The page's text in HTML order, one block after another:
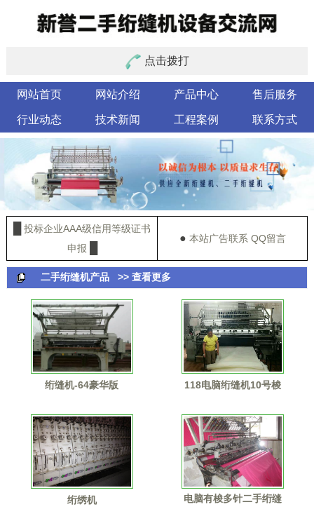
点击拨打
网站首页 网站介绍 产品中心 售后服务
行业动态 技术新闻 工程案例 联系方式
投标企业AAA级信用等级证书
申报
● 本站广告联系 QQ留言
二手绗缝机产品 >> 查看更多
绗缝机-64豪华版 118电脑绗缝机10号梭
绗绣机
电脑有梭多针二手绗缝